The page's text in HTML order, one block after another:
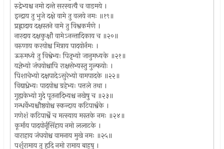
रुद्रेभ्यश्च नमो दन्ते सरस्वत्यै च वाङमये ।
इन्द्राय तु भुजे दक्षे वामे तु वलये नमः ॥१९॥
प्रह्लादाय दक्षस्तने वामे तु विश्वकर्मणे ।
नारदाय दक्षकुक्षौ वामेऽनन्तादिकाय च ॥२०॥
वरुणाय करयोश्च मित्राय पादयोर्नमः ।
ऊरुमध्ये तु विश्वेभ्यः पितृभ्यो जानुमध्यके ॥२१॥
यज्ञेभ्यो जंघयोश्चापि राक्षसेभ्यस्तु गुल्फयोः ।
पिशाचेभ्यो दक्षपादेऽसुरेभ्यो वामपादके ॥२२॥
विद्याध्रेभ्यः पादयोश्च ग्रहेभ्यः पत्तले तथा ।
गुह्यकेभ्यो गुदे पूतनादिभ्यश्च नखेषु च ॥२३॥
गन्धर्वेभ्यश्चौष्ठयोश्च स्कन्दाय कटिपार्श्वके ।
गणेशं कटिपार्श्वे च मत्स्याय मस्तके नमः ॥२४॥
कूर्माय पादयोर्नृसिंहाय नमो ललाटके ।
वाराहाय जंघयोश्च वामनाय मुखे नमः ॥२५॥
पर्शुरामाय तु हृदि नमो रामाय बाहुषु ।